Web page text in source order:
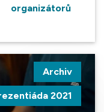
Archiv
2021